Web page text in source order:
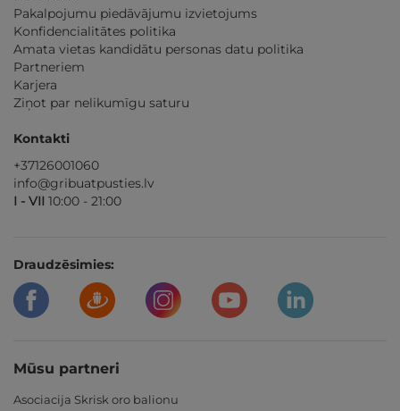
Pakalpojumu piedāvājumu izvietojums
Konfidencialitātes politika
Amata vietas kandidātu personas datu politika
Partneriem
Karjera
Ziņot par nelikumīgu saturu
Kontakti
+37126001060
info@gribuatpusties.lv
I - VII 10:00 - 21:00
Draudzēsimies:
Mūsu partneri
Asociacija Skrisk oro balionu